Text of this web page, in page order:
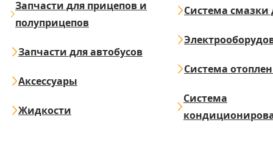
Запчасти для прицепов и
полуприцепов
Запчасти для автобусов
Аксессуары
Жидкости
Система смазки
Система
Система